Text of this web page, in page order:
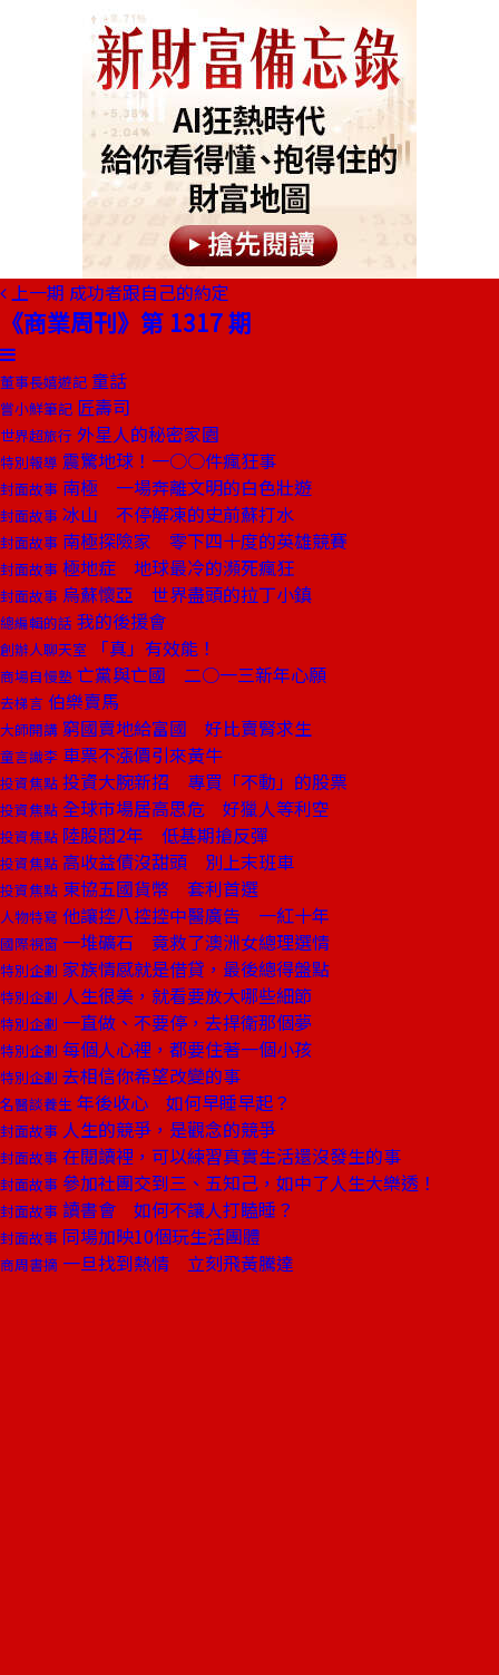
上一期 成功者跟自己的約定
《商業周刊》第 1317 期
董事長嬉遊記 童話
嘗小鮮筆記 匠壽司
世界超旅行 外星人的秘密家園
特別報導 震驚地球！一○○件瘋狂事
封面故事 南極 一場奔離文明的白色壯遊
封面故事 冰山 不停解凍的史前蘇打水
封面故事 南極探險家 零下四十度的英雄競賽
封面故事 極地症 地球最冷的瀕死瘋狂
封面故事 烏蘇懷亞 世界盡頭的拉丁小鎮
總編輯的話 我的後援會
創辦人聊天室 「真」有效能！
商場自慢塾 亡黨與亡國 二○一三新年心願
去梯言 伯樂賣馬
大師開講 窮國賣地給富國 好比賣腎求生
童言識李 車票不漲價引來黃牛
投資焦點 投資大腕新招 專買「不動」的股票
投資焦點 全球市場居高思危 好獵人等利空
投資焦點 陸股悶2年 低基期搶反彈
投資焦點 高收益債沒甜頭 別上末班車
投資焦點 東協五國貨幣 套利首選
人物特寫 他讓控八控控中醫廣告 一紅十年
國際視窗 一堆礦石 竟救了澳洲女總理選情
特別企劃 家族情感就是借貸，最後總得盤點
特別企劃 人生很美，就看要放大哪些細節
特別企劃 一直做、不要停，去捍衛那個夢
特別企劃 每個人心裡，都要住著一個小孩
特別企劃 去相信你希望改變的事
名醫談養生 年後收心 如何早睡早起？
封面故事 人生的競爭，是觀念的競爭
封面故事 在閱讀裡，可以練習真實生活還沒發生的事
封面故事 參加社團交到三、五知己，如中了人生大樂透！
封面故事 讀書會 如何不讓人打瞌睡？
封面故事 同場加映10個玩生活團體
商周書摘 一旦找到熱情 立刻飛黃騰達